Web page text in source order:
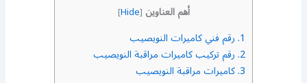
أهم العناوين [
Hide
]
1. رقم فني كاميرات النويصيب
2. رقم تركيب كاميرات مراقبة النويصيب
3. كاميرات مراقبة النويصيب